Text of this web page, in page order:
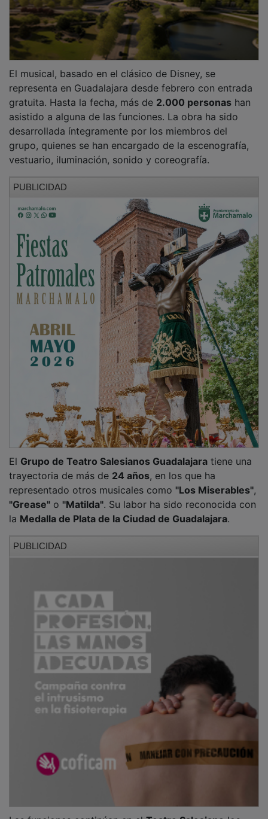
representa en Guadalajara desde febrero con entrada
gratuita. Hasta la fecha, más de2.000 personashan
asistido a alguna de las funciones. La obra ha sido
desarrollada íntegramente por los miembros del
grupo, quienes se han encargado de la escenografía,
vestuario, iluminación, sonido y coreografía.
trayectoria de más de24 años, en los que ha
representado otros musicales como"Los Miserables"
"Grease"o"Matilda". Su labor ha sido reconocida con
laMedalla de Plata de la Ciudad de Guadalajara.